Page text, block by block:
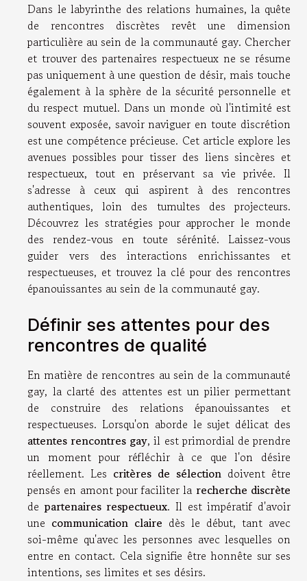
Dans le labyrinthe des relations humaines, la quête
de rencontres discrètes revêt une dimension
particulière au sein de la communauté gay. Chercher
et trouver des partenaires respectueux ne se résume
pas uniquement à une question de désir, mais touche
également à la sphère de la sécurité personnelle et
du respect mutuel. Dans un monde où l'intimité est
souvent exposée, savoir naviguer en toute discrétion
est une compétence précieuse. Cet article explore les
avenues possibles pour tisser des liens sincères et
respectueux, tout en préservant sa vie privée. Il
s'adresse à ceux qui aspirent à des rencontres
authentiques, loin des tumultes des projecteurs.
Découvrez les stratégies pour approcher le monde
des rendez-vous en toute sérénité. Laissez-vous
guider vers des interactions enrichissantes et
respectueuses, et trouvez la clé pour des rencontres
épanouissantes au sein de la communauté gay.
Définir ses attentes pour des
rencontres de qualité
En matière de rencontres au sein de la communauté
gay, la clarté des attentes est un pilier permettant
de construire des relations épanouissantes et
respectueuses. Lorsqu'on aborde le sujet délicat des
attentes rencontres gay, il est primordial de prendre
un moment pour réfléchir à ce que l'on désire
réellement. Les critères de sélection doivent être
pensés en amont pour faciliter la recherche discrète
de partenaires respectueux. Il est impératif d'avoir
une communication claire dès le début, tant avec
soi-même qu'avec les personnes avec lesquelles on
entre en contact. Cela signifie être honnête sur ses
intentions, ses limites et ses désirs.